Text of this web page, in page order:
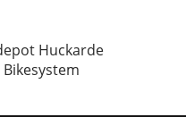
Huckarde